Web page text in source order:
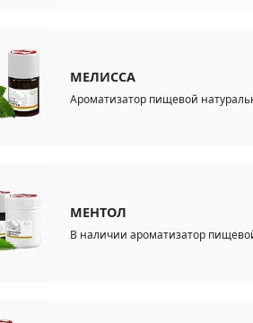
МЕЛИССА
Ароматизатор пищевой
МЕНТОЛ
В наличии ароматизатор